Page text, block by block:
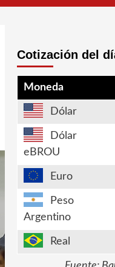
Cotización del
Moneda
Dólar
Dólar
eBROU
Euro
Peso
Argentino
Real